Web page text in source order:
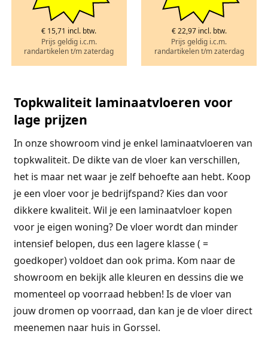
€ 15,71 incl. btw.
Prijs geldig i.c.m.
randartikelen t/m zaterdag
€ 22,97 incl. btw.
Prijs geldig i.c.m.
randartikelen t/m zaterdag
Topkwaliteit laminaatvloeren voor
lage prijzen
In onze showroom vind je enkel laminaatvloeren van
topkwaliteit. De dikte van de vloer kan verschillen,
het is maar net waar je zelf behoefte aan hebt. Koop
je een vloer voor je bedrijfspand? Kies dan voor
dikkere kwaliteit. Wil je een laminaatvloer kopen
voor je eigen woning? De vloer wordt dan minder
intensief belopen, dus een lagere klasse ( =
goedkoper) voldoet dan ook prima. Kom naar de
showroom en bekijk alle kleuren en dessins die we
momenteel op voorraad hebben! Is de vloer van
jouw dromen op voorraad, dan kan je de vloer direct
meenemen naar huis in Gorssel.